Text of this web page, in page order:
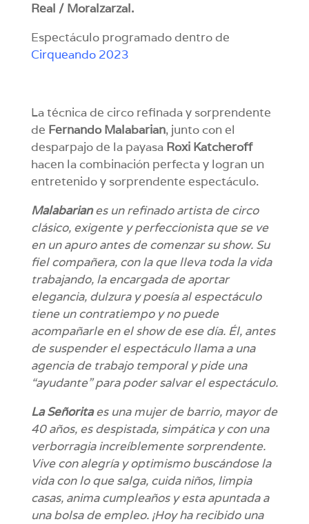
Real / Moralzarzal.
Espectáculo programado dentro de
Cirqueando 2023
La técnica de circo refinada y sorprendente
de Fernando Malabarian, junto con el
desparpajo de la payasa Roxi Katcheroff
hacen la combinación perfecta y logran un
entretenido y sorprendente espectáculo.
Malabarianes un refinado artista de circo
clásico, exigente y perfeccionista que se ve
en un apuro antes de comenzar su show. Su
fiel compañera, con la que lleva toda la vida
trabajando, la encargada de aportar
elegancia, dulzura y poesía al espectáculo
tiene un contratiempo y no puede
acompañarle en el show de ese día. Él, antes
de suspender el espectáculo llama a una
agencia de trabajo temporal y pide una
“ayudante” para poder salvar el espectáculo.
La Señoritaes una mujer de barrio, mayor de
40 años, es despistada, simpática y con una
verborragia increíblemente sorprendente.
Vive con alegría y optimismo buscándose la
vida con lo que salga, cuida niños, limpia
casas, anima cumpleaños y esta apuntada a
una bolsa de empleo. ¡Hoy ha recibido una